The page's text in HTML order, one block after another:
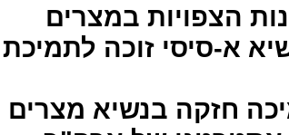
הצפויות במצרים
א-סיסי זוכה לתמיכת
חזקה בנשיא מצרים